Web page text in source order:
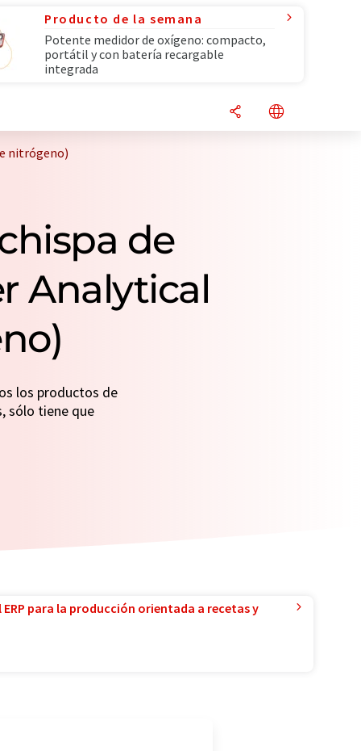
Producto de la semana
Potente medidor de oxígeno: compacto,
portátil y con batería recargable
integrada
nitrógeno)
de
Analytical
los productos de
sólo tiene que
para la producción orientada a recetas y